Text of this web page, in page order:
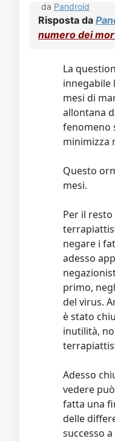
da Pandroid
Risposta da
numero dei
La
innegabile
mesi di
allontana
fenomeno
minimizza
Questo
mesi.
Per il
negare i
adesso
primo,
del virus.
è stato
inutilità,
Adesso
vedere
fatta una
delle
successo